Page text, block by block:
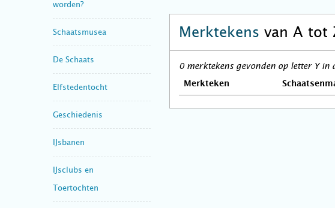
worden?
Schaatsmusea
De Schaats
Elfstedentocht
Geschiedenis
IJsbanen
IJsclubs en
Toertochten
Merktekens van A tot
0 merktekens gevonden op letter Y in
Merkteken